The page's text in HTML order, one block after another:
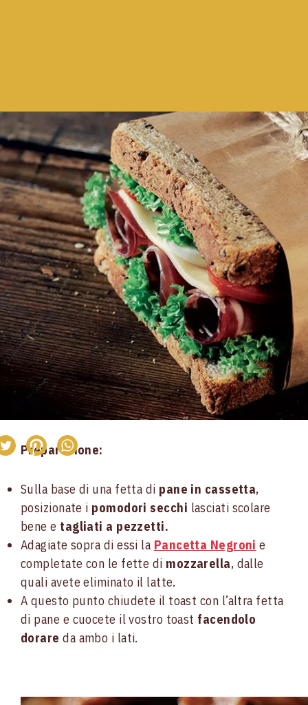
Preparazione:
Sulla base di una fetta di pane in cassetta,
posizionate i pomodori secchi lasciati scolare
bene e tagliati a pezzetti.
Adagiate sopra di essi la Pancetta Negroni e
completate con le fette di mozzarella, dalle
quali avete eliminato il latte.
A questo punto chiudete il toast con l’altra fetta
di pane e cuocete il vostro toast facendolo
dorare da ambo i lati.